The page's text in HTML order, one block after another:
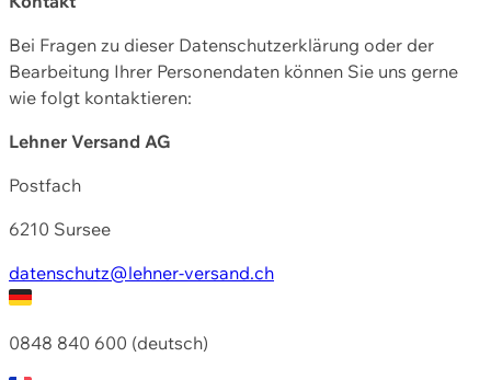
Bei Fragen zu dieser Datenschutzerklärung oder der
Bearbeitung Ihrer Personendaten können Sie uns gerne
wie folgt kontaktieren:
Lehner Versand AG
Postfach
6210 Sursee
datenschutz@lehner-versand.ch
0848 840 600 (deutsch)